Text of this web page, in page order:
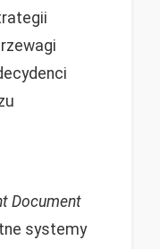
Document
systemy